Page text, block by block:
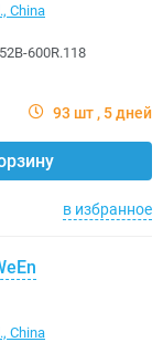
China
600R.118
93 шт 5 дней
в избранное
China